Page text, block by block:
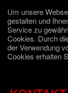
Um unsere
gestalten und
Service zu
Cookies. Durch
der Verwendung
Cookies erhalten
☰
Navigation
überspringen